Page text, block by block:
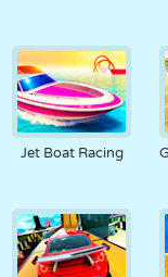
Jet Boat Racing